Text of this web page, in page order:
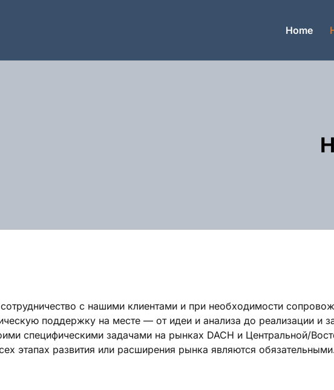
Home
с нашими клиентами и при необходимости
поддержку на месте — от идеи и анализа до реализации и
специфическими задачами на рынках DACH и Центральной/
этапах развития или расширения рынка являются